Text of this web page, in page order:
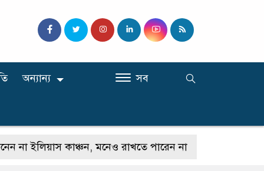
অন্যান্য সব
কাঞ্চন, মনেও রাখতে পারেন না কেউ যদি আমাকে